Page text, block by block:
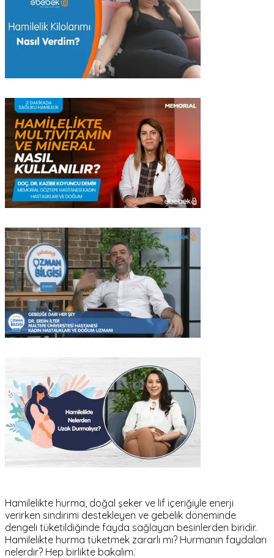
Hamilelikte hurma, doğal şeker ve lif içeriğiyle enerji
verirken sindirimi destekleyen ve gebelik döneminde
dengeli tüketildiğinde fayda sağlayan besinlerden biridir.
Hamilelikte hurma tüketmek zararlı mı? Hurmanın faydaları
nelerdir? Hep birlikte bakalım.